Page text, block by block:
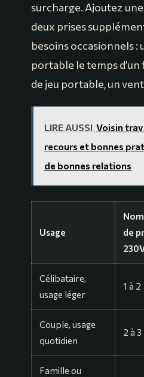
surcharge. Ajoutez une
deux prises
besoins occasionnels
portable le temps
de jeu portable, un
LIRE AUSSI Voisin
recours et bonnes
de bonnes relations
Usage
de
Célibataire,
usage léger
1 à 2
Couple, usage
quotidien
2 à 3
Famille ou